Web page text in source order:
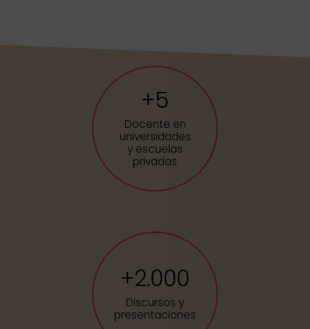
+5
Docente en
universidades
y escuelas
privadas
+2.000
Discursos y
presentaciones